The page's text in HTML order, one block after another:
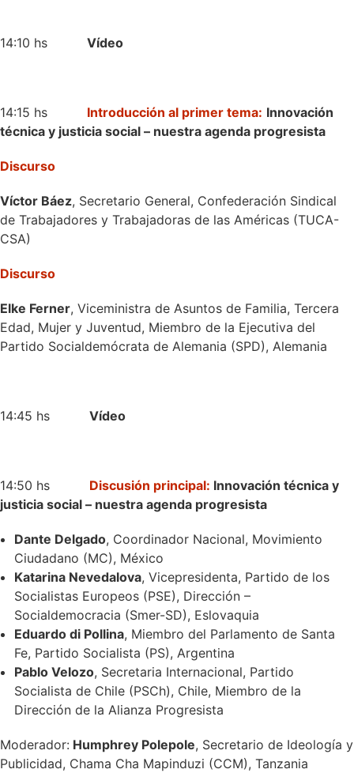
14:10 hs Vídeo
14:15 hs Introducción al primer tema: Innovación
técnica y justicia social – nuestra agenda progresista
Discurso
Víctor Báez, Secretario General, Confederación Sindical
de Trabajadores y Trabajadoras de las Américas (TUCA-
CSA)
Discurso
Elke Ferner, Viceministra de Asuntos de Familia, Tercera
Edad, Mujer y Juventud, Miembro de la Ejecutiva del
Partido Socialdemócrata de Alemania (SPD), Alemania
14:45 hs Vídeo
14:50 hs Discusión principal: Innovación técnica y
justicia social – nuestra agenda progresista
Dante Delgado, Coordinador Nacional, Movimiento
Ciudadano (MC), México
Katarina Nevedalova, Vicepresidenta, Partido de los
Socialistas Europeos (PSE), Dirección –
Socialdemocracia (Smer-SD), Eslovaquia
Eduardo di Pollina, Miembro del Parlamento de Santa
Fe, Partido Socialista (PS), Argentina
Pablo Velozo, Secretaria Internacional, Partido
Socialista de Chile (PSCh), Chile, Miembro de la
Dirección de la Alianza Progresista
Moderador: Humphrey Polepole, Secretario de Ideología y
Publicidad, Chama Cha Mapinduzi (CCM), Tanzania